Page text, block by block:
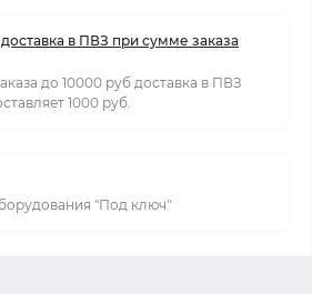
в ПВЗ при сумме заказа
до 10000 руб доставка в ПВЗ
1000 руб.
"Под ключ"